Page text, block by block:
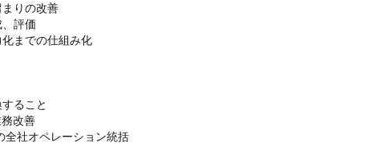
まりの改善
評価
までの仕組み化
ること
改善
全社オペレーション統括